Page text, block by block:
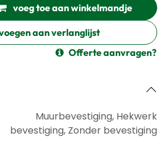
voeg toe aan winkelmandje
aan verlanglijst
Offerte aanvragen?
Muurbevestiging, Hekwerk
bevestiging, Zonder bevestiging